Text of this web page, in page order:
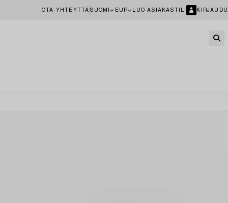
OTA YHTEYTTÄ SUOMI EUR LUO ASIAKASTILI KIRJAUDU